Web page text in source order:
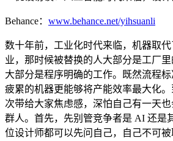
Behance： www.behance.net/yihsuanli
数十年前，工业化时代来临，机器取
业，那时候被替换的人大部分是工厂
大部分是程序明确的工作。既然流程
疲累的机器更能够将产能效率最大化
次带给大家焦虑感，深怕自己有一天
群人。首先，先别管竞争者是 AI 还是
位设计师都可以先问自己，自己不可